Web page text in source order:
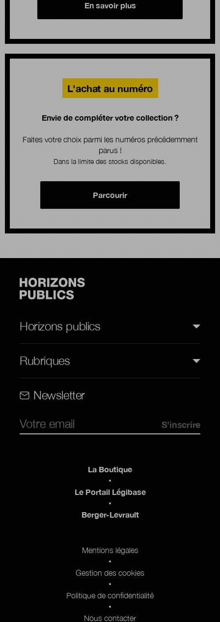
En savoir plus
L'achat au numéro
Envie de compléter votre collection ?
Faites votre choix parmi les numéros précédemment
parus !
Dans la limite des stocks disponibles.
Parcourir
Horizons publics
Rubriques
Newsletter
La Boutique
Le Portail Légibase
Berger-Levrault
Mentions légales
Gestion des cookies
Politique de confidentialité
Nous contacter